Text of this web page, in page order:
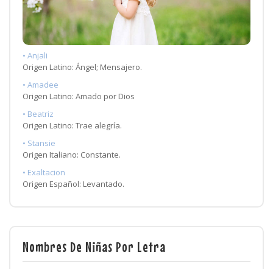
• Anjali
Origen Latino: Ángel; Mensajero.
• Amadee
Origen Latino: Amado por Dios
• Beatriz
Origen Latino: Trae alegría.
• Stansie
Origen Italiano: Constante.
• Exaltacion
Origen Español: Levantado.
Nombres De Niñas Por Letra